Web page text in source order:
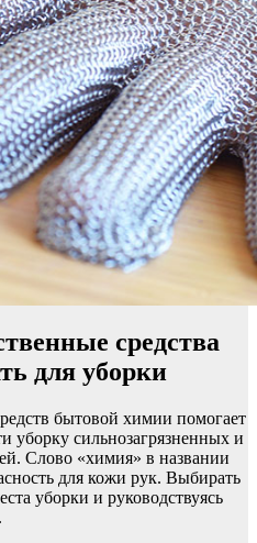
средства
для уборки
бытовой химии помогает
уборку сильнозагрязненных и
Слово «химия» в названии
для кожи рук. Выбирать
уборки и руководствуясь